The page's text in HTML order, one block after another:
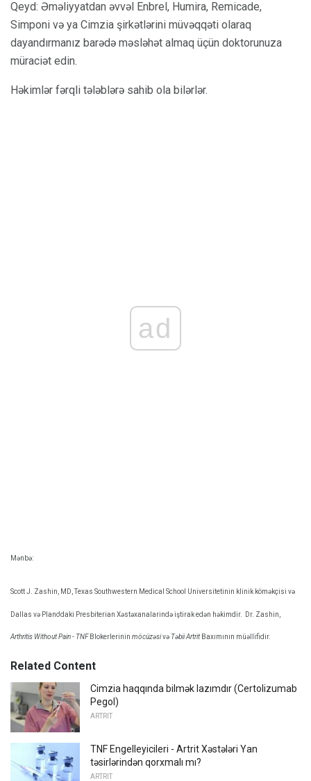
Qeyd: Əməliyyatdan əvvəl Enbrel, Humira, Remicade,
Simponi və ya Cimzia şirkətlərini müvəqqəti olaraq
dayandırmanız barədə məsləhət almaq üçün doktorunuza
müraciət edin.
Həkimlər fərqli tələblərə sahib ola bilərlər.
ad
Mənbə:
Scott J. Zashin, MD, Texas Southwestern Medical School Universitetinin klinik köməkçisi və
Dallas və Plano'daki Presbiterian Xəstəxanalarində iştirak edən həkimdir. Dr. Zashin,
Arthritis Without Pain - TNFBlokerlerinin möcüzəsivə Təbii ArtritBaxımının müəllifidir.
Related Content
Cimzia haqqında bilmək lazımdır (Certolizumab
Pegol)
ARTRIT
TNF Engelleyicileri - Artrit Xəstələri Yan
təsirlərindən qorxmalı mı?
ARTRIT